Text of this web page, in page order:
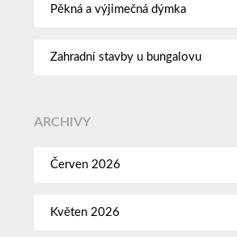
Pěkná a výjimečná dýmka
Zahradní stavby u bungalovu
ARCHIVY
Červen 2026
Květen 2026